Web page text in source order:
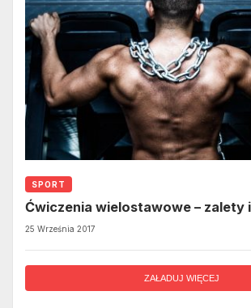
SPORT
Ćwiczenia wielostawowe – zalety
25 Września 2017
ZAŁADUJ WIĘCEJ